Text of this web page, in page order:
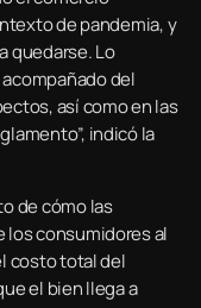
de pandemia, y
quedarse. Lo
del
así como en las
indicó la
de cómo las
consumidores al
costo total del
el bien llega a